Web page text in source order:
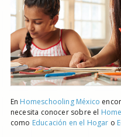
En Homeschooling México
necesita conocer sobre el
como Educación en el Hogar o